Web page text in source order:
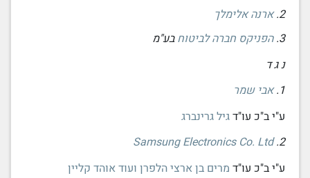
2. ארנה אלימלך
3. הפניקס חברה לביטוח בע"מ
נ ג ד
1. אבי שמר
ע"י ב"כ עו"דגיל גרינברג
2.
Samsung Electronics Co. Ltd
ע"י ב"כ עו"ד מרים בן ארצי הלפרן ועוד אוהד קליין